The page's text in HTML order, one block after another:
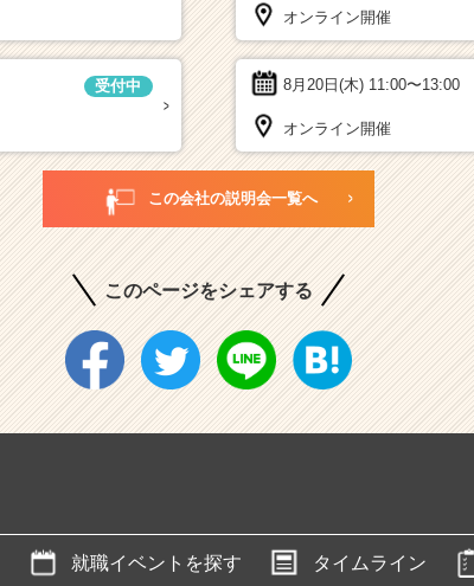
オンライン開催
受付中 8月20日(木) 11:00〜13:00
オンライン開催
この会社の説明会一覧へ
このページをシェアする
就職イベントを探す タイムライン